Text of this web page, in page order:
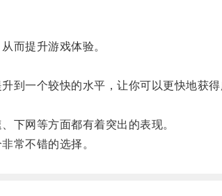
而提升游戏体验。
一个较快的水平，让你可以更快地获得
网等方面都有着突出的表现。
常不错的选择。